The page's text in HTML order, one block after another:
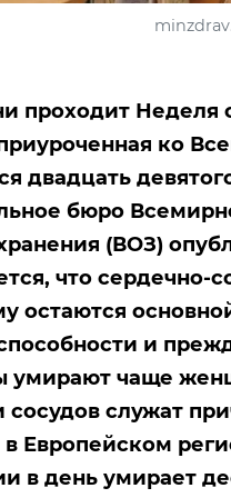
проходит Неделя
ко
двадцать
бюро
(ВОЗ)
что сердечно-
остаются
и
умирают чаще
сосудов служат
Европейском
в день умирает